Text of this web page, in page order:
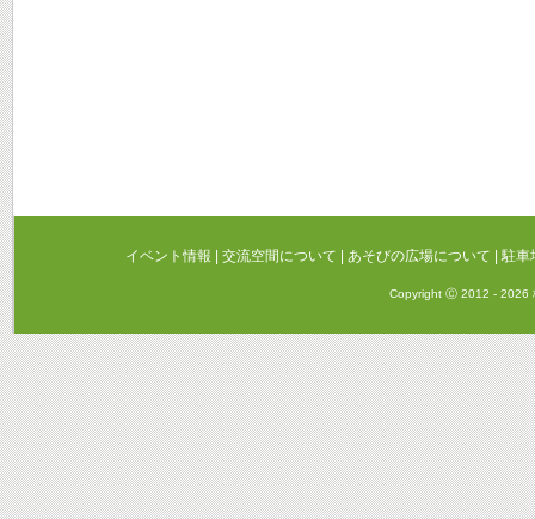
イベント情報 交流空間について あそびの広場について |駐車
Copyright Ⓒ 2012 - 2026